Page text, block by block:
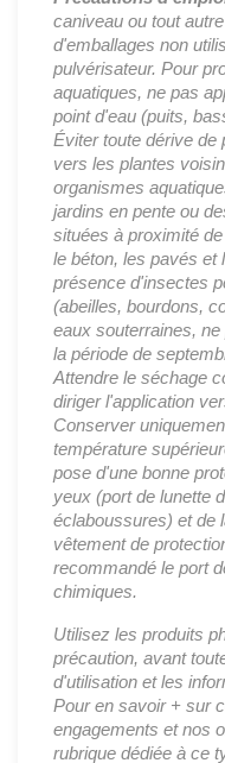
caniveau ou tout
d'emballages non
pulvérisateur. Pour
aquatiques, ne pas
point d'eau (puits,
Éviter toute dérive de
vers les plantes
organismes
jardins en pente ou
situées à proximité
le béton, les pavés et
présence d'insectes
(abeilles, bourdons,
eaux souterraines,
la période de
Attendre le séchage
diriger l'application
Conserver
température
pose d'une bonne
yeux (port de lunette
éclaboussures) et de
vêtement de
recommandé le port
chimiques.
Utilisez les produits
précaution, avant
d'utilisation et les
Pour en savoir + sur
engagements et nos
rubrique dédiée à ce